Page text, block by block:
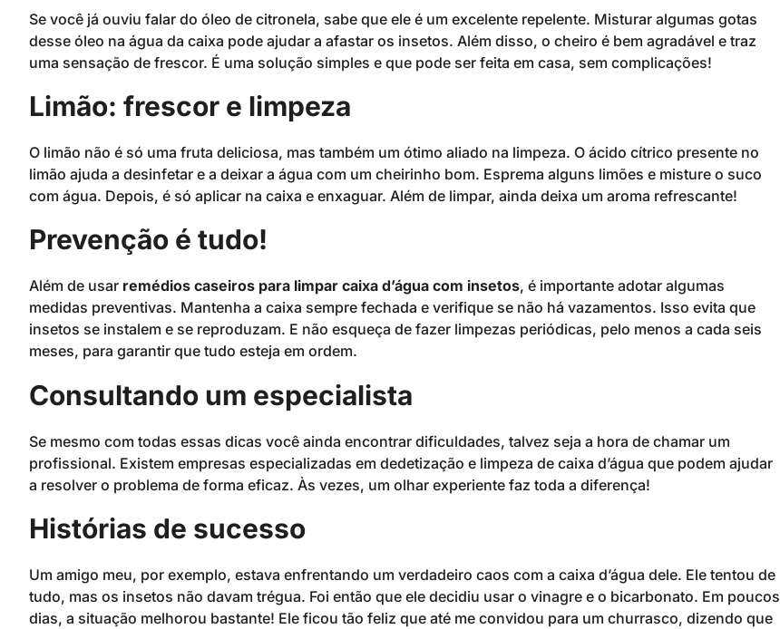
Se você já ouviu falar do óleo de citronela, sabe que ele é um excelente repelente. Misturar algumas gotas
desse óleo na água da caixa pode ajudar a afastar os insetos. Além disso, o cheiro é bem agradável e traz
uma sensação de frescor. É uma solução simples e que pode ser feita em casa, sem complicações!
Limão: frescor e limpeza
O limão não é só uma fruta deliciosa, mas também um ótimo aliado na limpeza. O ácido cítrico presente no
limão ajuda a desinfetar e a deixar a água com um cheirinho bom. Esprema alguns limões e misture o suco
com água. Depois, é só aplicar na caixa e enxaguar. Além de limpar, ainda deixa um aroma refrescante!
Prevenção é tudo!
Além de usar remédios caseiros para limpar caixa d’água com insetos, é importante adotar algumas
medidas preventivas. Mantenha a caixa sempre fechada e verifique se não há vazamentos. Isso evita que
insetos se instalem e se reproduzam. E não esqueça de fazer limpezas periódicas, pelo menos a cada seis
meses, para garantir que tudo esteja em ordem.
Consultando um especialista
Se mesmo com todas essas dicas você ainda encontrar dificuldades, talvez seja a hora de chamar um
profissional. Existem empresas especializadas em dedetização e limpeza de caixa d’água que podem ajudar
a resolver o problema de forma eficaz. Às vezes, um olhar experiente faz toda a diferença!
Histórias de sucesso
Um amigo meu, por exemplo, estava enfrentando um verdadeiro caos com a caixa d’água dele. Ele tentou de
tudo, mas os insetos não davam trégua. Foi então que ele decidiu usar o vinagre e o bicarbonato. Em poucos
dias, a situação melhorou bastante! Ele ficou tão feliz que até me convidou para um churrasco, dizendo que